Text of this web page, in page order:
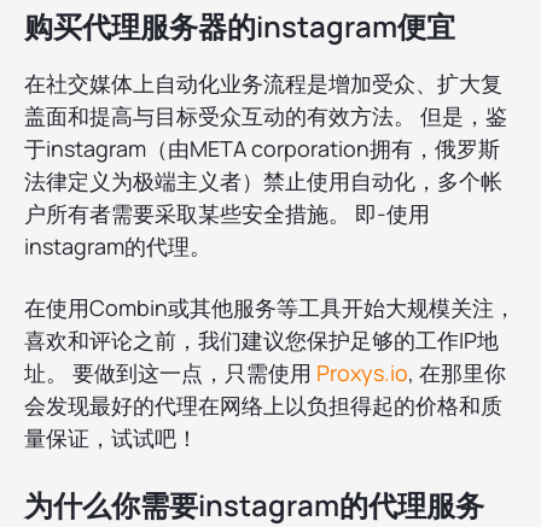
购买代理服务器的instagram便宜
在社交媒体上自动化业务流程是增加受众、扩大复
盖面和提高与目标受众互动的有效方法。 但是，鉴
于instagram（由META corporation拥有，俄罗斯
法律定义为极端主义者）禁止使用自动化，多个帐
户所有者需要采取某些安全措施。 即-使用
instagram的代理。
在使用Combin或其他服务等工具开始大规模关注，
喜欢和评论之前，我们建议您保护足够的工作IP地
址。 要做到这一点，只需使用 Proxys.io, 在那里你
会发现最好的代理在网络上以负担得起的价格和质
量保证，试试吧！
为什么你需要instagram的代理服务